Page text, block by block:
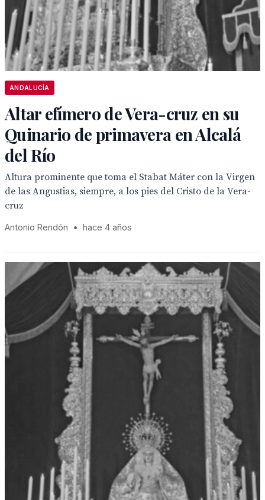
ANDALUCÍA
Altar efímero de Vera-cruz en su
Quinario de primavera en Alcalá
del Río
Altura prominente que toma el Stabat Máter con la Virgen
de las Angustias, siempre, a los pies del Cristo de la Vera-
cruz
Antonio Rendón • hace 4 años